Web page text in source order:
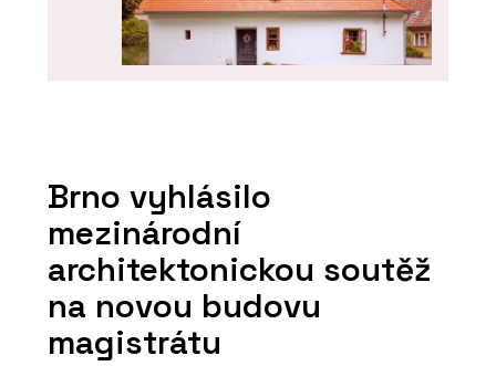
Hlinaři
Brno vyhlásilo
mezinárodní
architektonickou soutěž
na novou budovu
magistrátu